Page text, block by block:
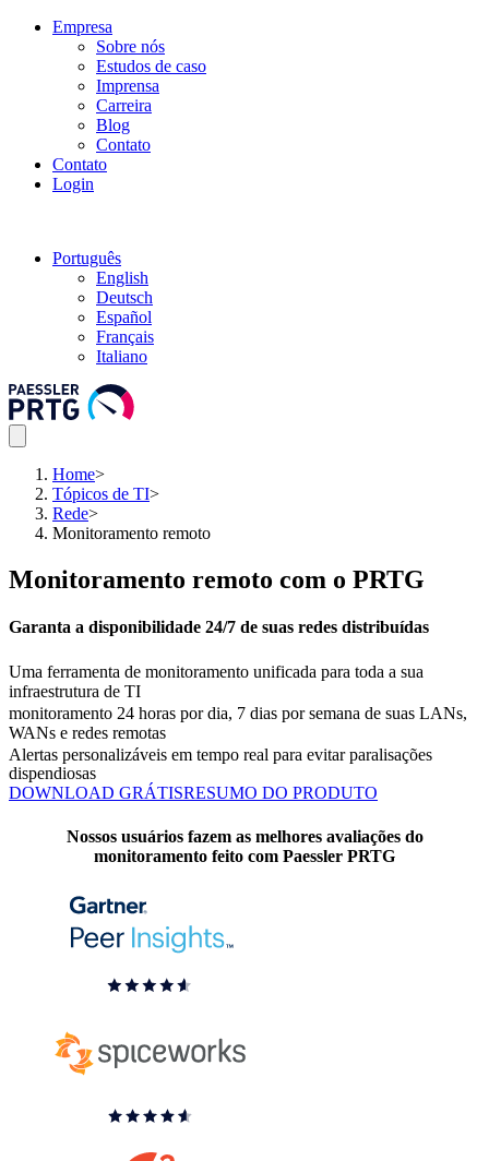
Empresa
Sobre nós
Estudos de caso
Imprensa
Carreira
Blog
Contato
Contato
Login
Português
English
Deutsch
Español
Français
Italiano
Home>
Tópicos de TI>
Rede>
Monitoramento remoto
Monitoramento remoto com o PRTG
Garanta a disponibilidade 24/7 de suas redes distribuídas
Uma ferramenta de monitoramento unificada para toda a sua
infraestrutura de TI
monitoramento 24 horas por dia, 7 dias por semana de suas LANs,
WANs e redes remotas
Alertas personalizáveis em tempo real para evitar paralisações
dispendiosas
DOWNLOAD GRÁTISRESUMO DO PRODUTO
Nossos usuários fazem as melhores avaliações do
monitoramento feito com Paessler PRTG